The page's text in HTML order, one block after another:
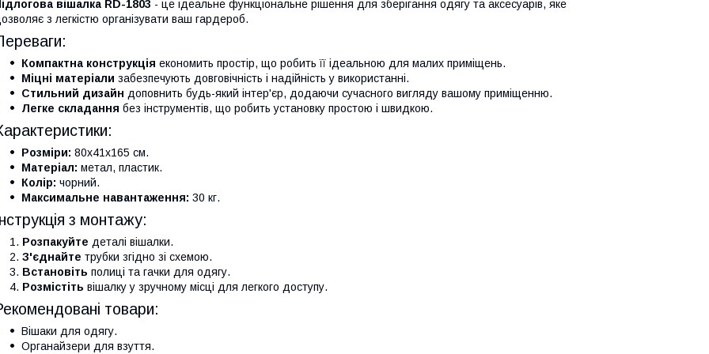
вішалка RD-1803 - це ідеальне функціональне рішення для зберігання одягу та аксесуарів, яке
з легкістю організувати ваш гардероб.
Компактна конструкція економить простір, що робить її ідеальною для малих приміщень.
Міцні матеріали забезпечують довговічність і надійність у використанні.
Стильний дизайн доповнить будь-який інтер'єр, додаючи сучасного вигляду вашому приміщенню.
Легке складання без інструментів, що робить установку простою і швидкою.
Розміри: 80x41x165 см.
Матеріал: метал, пластик.
Колір: чорний.
Максимальне навантаження: 30 кг.
з монтажу:
Розпакуйте деталі вішалки.
З'єднайте трубки згідно зі схемою.
Встановіть полиці та гачки для одягу.
Розмістіть вішалку у зручному місці для легкого доступу.
товари:
Вішаки для одягу.
Органайзери для взуття.